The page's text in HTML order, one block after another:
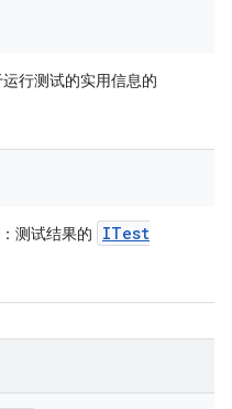
运行测试的实用信息的
：测试结果的
ITest